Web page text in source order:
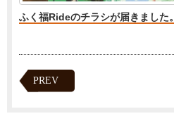
ふく福Rideのチラシが届きました。
PREV